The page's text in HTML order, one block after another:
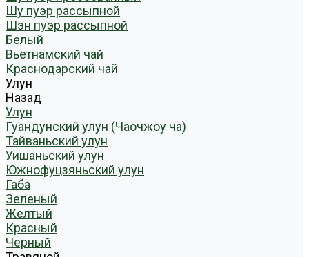
Шу пуэр рассыпной
Шэн пуэр рассыпной
Белый
Вьетнамский чай
Краснодарский чай
Улун
Назад
Улун
Гуандунский улун (Чаочжоу ча)
Тайваньский улун
Уишаньский улун
Южнофуцзяньский улун
Габа
Зеленый
Желтый
Красный
Черный